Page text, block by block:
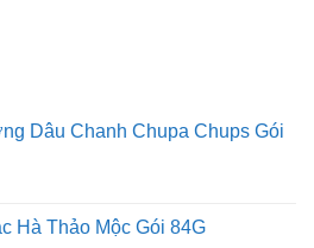
Dâu Chanh Chupa Chups Gói
Hà Thảo Mộc Gói 84G